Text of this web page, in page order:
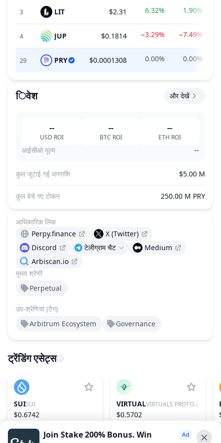
3 LIT $2.31 6.32% 1.90%
4 JUP $0.1814 −3.29% −7.49%
29 PRY $0.0001308 0.00% 0.00%
िवेश और देखें
--
USD ROI
--
BTC ROI
--
ETH ROI
आईसीओ मूल्य --
कुल जुटाई गई धनराशि $5.00 M
कुल बेचे गए टोकन 250.00 M PRY
मुख्य श्रेणी
Perpetual
उप-श्रेणियां (टैग)
Arbitrum Ecosystem
Governance
आधिकारिक लिंक
Perpy.finance
X (Twitter)
Discord
टेलीग्राम चैट
Medium
Arbiscan.io
ट्रेंडिंग एसेट्स
SUISUI
$0.6742
VIRTUAL VIRTUALS PROTOCOL
$0.5702
Join Stake 200% Bonus. Win